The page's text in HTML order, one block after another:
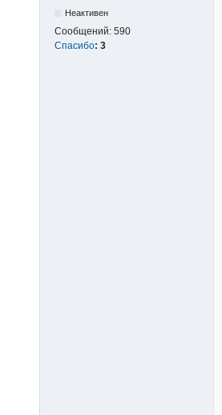
Неактивен
Сообщений: 590
Спасибо: 3